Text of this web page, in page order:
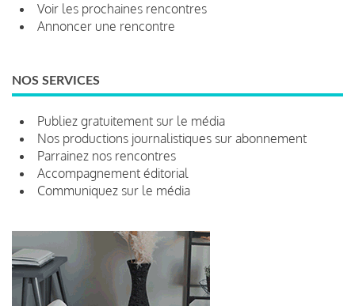
Voir les prochaines rencontres
Annoncer une rencontre
NOS SERVICES
Publiez gratuitement sur le média
Nos productions journalistiques sur abonnement
Parrainez nos rencontres
Accompagnement éditorial
Communiquez sur le média